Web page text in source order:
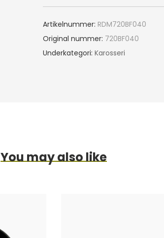
Artikelnummer: RDM720BF040
Original nummer: 720BF040
Underkategori: Karosseri
You may also like